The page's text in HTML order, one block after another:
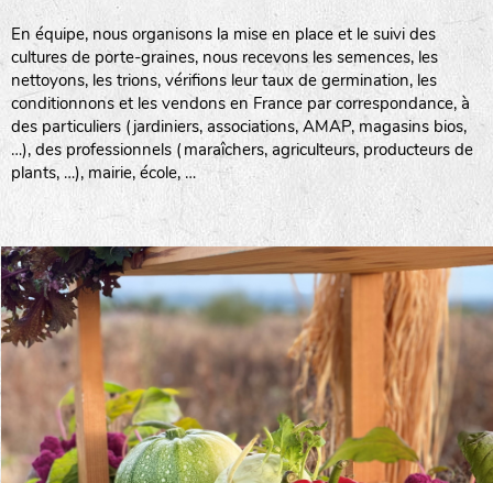
En équipe, nous organisons la mise en place et le suivi des
cultures de porte-graines, nous recevons les semences, les
nettoyons, les trions, vérifions leur taux de germination, les
conditionnons et les vendons en France par correspondance, à
des particuliers (jardiniers, associations, AMAP, magasins bios,
…), des professionnels (maraîchers, agriculteurs, producteurs de
plants, …), mairie, école, …